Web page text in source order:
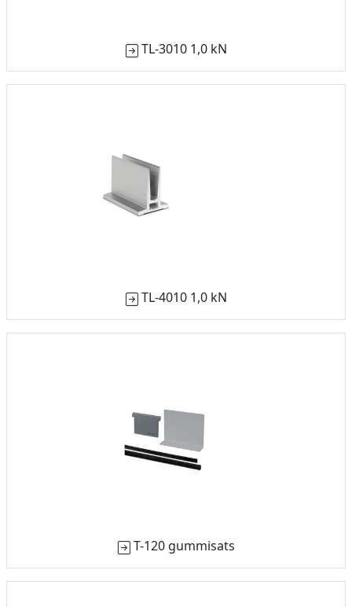
TL-3010 1,0 kN
TL-4010 1,0 kN
T-120 gummisats